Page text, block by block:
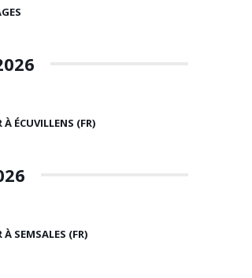
À ÉCUVILLENS (FR)
À SEMSALES (FR)